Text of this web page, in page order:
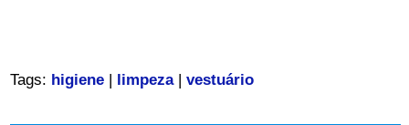
Tags: higiene| limpeza| vestuário